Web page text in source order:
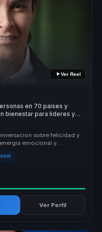
Ver Reel
en 70 paises y
bienestar para lideres y
sobre felicidad y
emocional y
Ver Perfil